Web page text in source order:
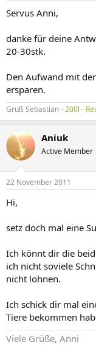
Servus Anni,
danke für deine
20-30stk.
Den Aufwand mit
ersparen.
Gruß Sebastian -200l -
Aniuk
Active Member
22 November 2011
Hi,
setz doch mal eine
Ich könnt dir die
ich nicht soviele
nicht lohnen.
Ich schick dir mal
Tiere bekommen
Viele Grüße, Anni